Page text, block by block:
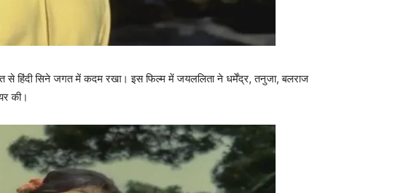
से हिंदी सिने जगत में कदम रखा। इस फिल्‍म में जयललिता ने धर्मेंद्र, तनुजा, बलराज
की।